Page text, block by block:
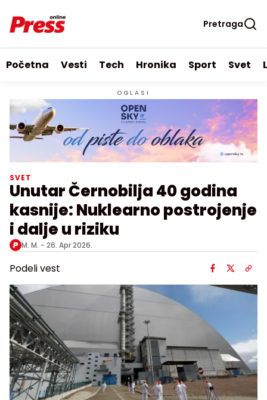
Pretraga
Početna Vesti Tech Hronika Sport Svet
OGLASI
SVET
Unutar Černobilja 40 godina
kasnije: Nuklearno postrojenje
i dalje u riziku
M. M. - 26. Apr 2026.
Podeli vest